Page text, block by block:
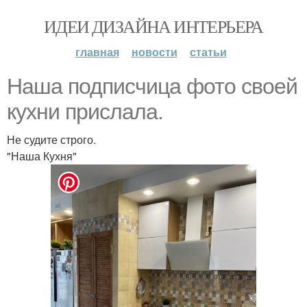
ИДЕИ ДИЗАЙНА ИНТЕРЬЕРА
главная новости статьи
Наша подписчица фото своей
кухни прислала.
Не судите строго.
"Наша Кухня"